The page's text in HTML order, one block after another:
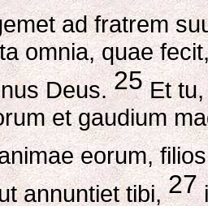
ad fratrem
omnia, quae
Deus.25Et tu,
et gaudium
eorum,
annuntiet tibi,27